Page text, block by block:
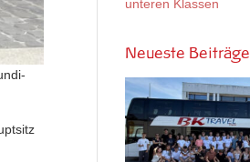
unteren Klassen
Neueste Beiträge